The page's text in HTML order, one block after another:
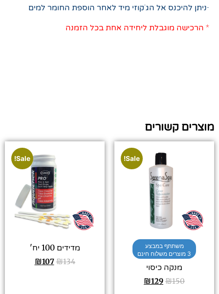
-ניתן להיכנס אל הג'קוזי מיד לאחר הוספת החומר למים
* הרכישה מוגבלת ליחידה אחת בכל הזמנה
מוצרים קשורים
Sale!
משתתף במבצע
3 מוצרים משלוח חינם
מנקה כיסוי
₪150
₪129
Sale!
מדידים 100 יח'
₪134
₪107